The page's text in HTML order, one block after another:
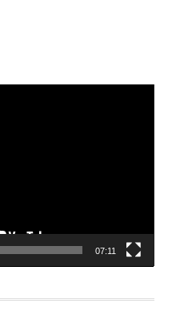
07:11